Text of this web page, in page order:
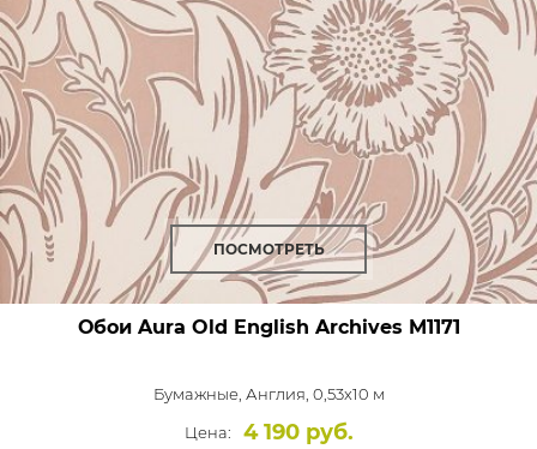
ПОСМОТРЕТЬ
Обои Aura Old English Archives M1171
Бумажные, Англия, 0,53x10 м
Цена:
4 190 руб.